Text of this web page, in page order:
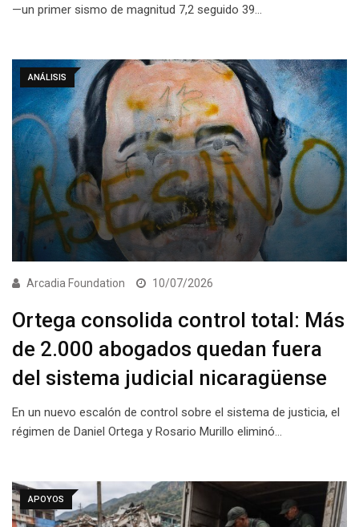
—un primer sismo de magnitud 7,2 seguido 39…
ANÁLISIS
Arcadia Foundation 10/07/2026
Ortega consolida control total: Más
de 2.000 abogados quedan fuera
del sistema judicial nicaragüense
En un nuevo escalón de control sobre el sistema de justicia, el
régimen de Daniel Ortega y Rosario Murillo eliminó…
APOYOS